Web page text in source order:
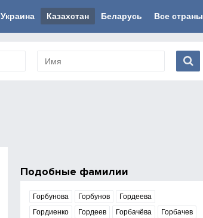
Украина Казахстан Беларусь Все страны
Подобные фамилии
Горбунова Горбунов
Гордеева
Гордиенко
Гордеев Горбачёва
Горбачев